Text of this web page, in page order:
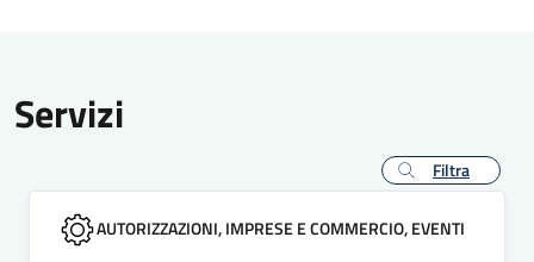
Servizi
Filtra
AUTORIZZAZIONI, IMPRESE E COMMERCIO, EVENTI